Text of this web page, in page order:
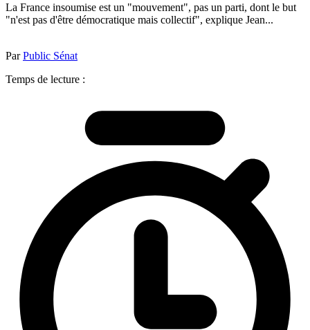
La France insoumise est un "mouvement", pas un parti, dont le but
"n'est pas d'être démocratique mais collectif", explique Jean...
ParPublic Sénat
Temps de lecture :